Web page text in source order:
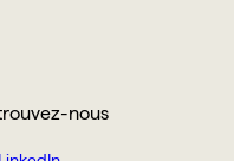
nous